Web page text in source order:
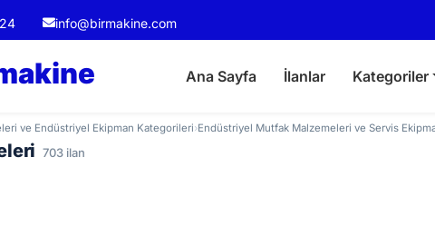
info@birmakine.com
Ana Sayfa İlanlar Kategoriler
ve Endüstriyel Ekipman Kategorileri›Endüstriyel Mutfak Malzemeleri ve Servis
703 ilan